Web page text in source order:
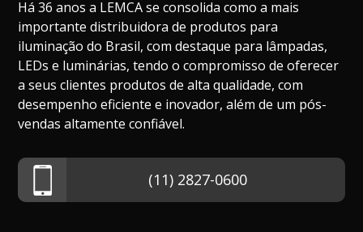
Há 36 anos a LEMCA se consolida como a mais
importante distribuidora de produtos para
iluminação do Brasil, com destaque para lâmpadas,
LEDs e luminárias, tendo o compromisso de oferecer
a seus clientes produtos de alta qualidade, com
desempenho eficiente e inovador, além de um pós-
vendas altamente confiável.
(11) 2827-0600